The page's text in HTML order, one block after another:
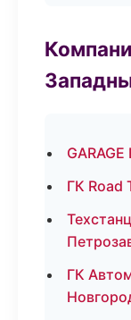
ГК
ГК